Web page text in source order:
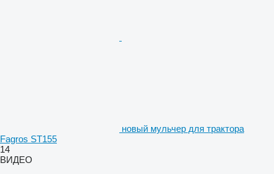
новый мульчер для трактора
Fagros ST155
14
ВИДЕО